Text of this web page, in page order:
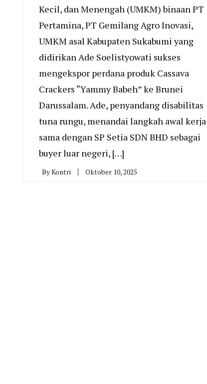
Kecil, dan Menengah (UMKM) binaan PT
Pertamina, PT Gemilang Agro Inovasi,
UMKM asal Kabupaten Sukabumi yang
didirikan Ade Soelistyowati sukses
mengekspor perdana produk Cassava
Crackers “Yammy Babeh” ke Brunei
Darussalam. Ade, penyandang disabilitas
tuna rungu, menandai langkah awal kerja
sama dengan SP Setia SDN BHD sebagai
buyer luar negeri, […]
ByKontri Oktober 10, 2025